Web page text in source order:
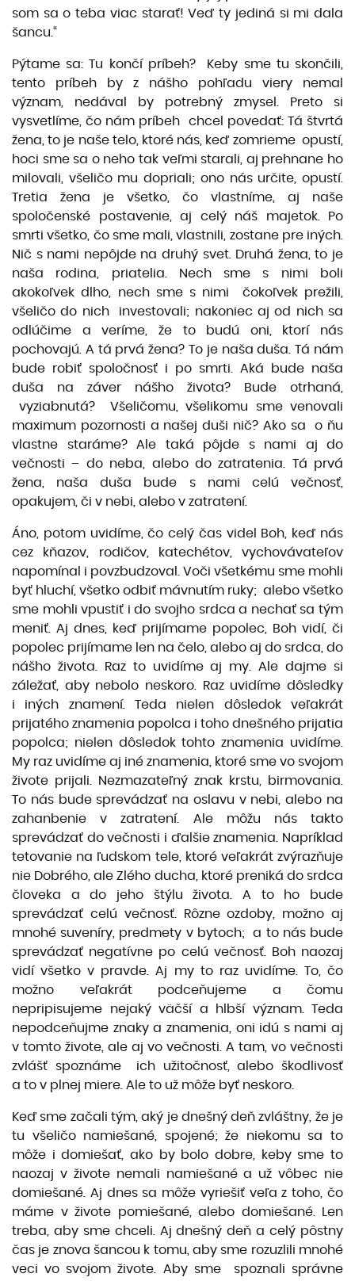
som sa o teba viac starať! Veď ty jediná si mi dala
šancu.“
Pýtame sa: Tu končí príbeh? Keby sme tu skončili,
tento príbeh by z nášho pohľadu viery nemal
význam, nedával by potrebný zmysel. Preto si
vysvetlíme, čo nám príbeh chcel povedať: Tá štvrtá
žena, to je naše telo, ktoré nás, keď zomrieme opustí,
hoci sme sa o neho tak veľmi starali, aj prehnane ho
milovali, všeličo mu dopriali; ono nás určite, opustí.
Tretia žena je všetko, čo vlastníme, aj naše
spoločenské postavenie, aj celý náš majetok. Po
smrti všetko, čo sme mali, vlastnili, zostane pre iných.
Nič s nami nepôjde na druhý svet. Druhá žena, to je
naša rodina, priatelia. Nech sme s nimi boli
akokoľvek dlho, nech sme s nimi čokoľvek prežili,
všeličo do nich investovali; nakoniec aj od nich sa
odlúčime a veríme, že to budú oni, ktorí nás
pochovajú. A tá prvá žena? To je naša duša. Tá nám
bude robiť spoločnosť i po smrti. Aká bude naša
duša na záver nášho života? Bude otrhaná,
vyziabnutá? Všeličomu, všelikomu sme venovali
maximum pozornosti a našej duši nič? Ako sa o ňu
vlastne staráme? Ale taká pôjde s nami aj do
večnosti – do neba, alebo do zatratenia. Tá prvá
žena, naša duša bude s nami celú večnosť,
opakujem, či v nebi, alebo v zatratení.
Áno, potom uvidíme, čo celý čas videl Boh, keď nás
cez kňazov, rodičov, katechétov, vychovávateľov
napomínal i povzbudzoval. Voči všetkému sme mohli
byť hluchí, všetko odbiť mávnutím ruky; alebo všetko
sme mohli vpustiť i do svojho srdca a nechať sa tým
meniť. Aj dnes, keď prijímame popolec, Boh vidí, či
popolec prijímame len na čelo, alebo aj do srdca, do
nášho života. Raz to uvidíme aj my. Ale dajme si
záležať, aby nebolo neskoro. Raz uvidíme dôsledky
i iných znamení. Teda nielen dôsledok veľakrát
prijatého znamenia popolca i toho dnešného prijatia
popolca; nielen dôsledok tohto znamenia uvidíme.
My raz uvidíme aj iné znamenia, ktoré sme vo svojom
živote prijali. Nezmazateľný znak krstu, birmovania.
To nás bude sprevádzať na oslavu v nebi, alebo na
zahanbenie v zatratení. Ale môžu nás takto
sprevádzať do večnosti i ďalšie znamenia. Napríklad
tetovanie na ľudskom tele, ktoré veľakrát zvýrazňuje
nie Dobrého, ale Zlého ducha, ktoré preniká do srdca
človeka a do jeho štýlu života. A to ho bude
sprevádzať celú večnosť. Rôzne ozdoby, možno aj
mnohé suveníry, predmety v bytoch; a to nás bude
sprevádzať negatívne po celú večnosť. Boh naozaj
vidí všetko v pravde. Aj my to raz uvidíme. To, čo
možno veľakrát podceňujeme a čomu
nepripisujeme nejaký väčší a hlbší význam. Teda
nepodceňujme znaky a znamenia, oni idú s nami aj
v tomto živote, ale aj vo večnosti. A tam, vo večnosti
zvlášť spoznáme ich užitočnosť, alebo škodlivosť
a to v plnej miere. Ale to už môže byť neskoro.
Keď sme začali tým, aký je dnešný deň zvláštny, že je
tu všeličo namiešané, spojené; že niekomu sa to
môže i domiešať, ako by bolo dobre, keby sme to
naozaj v živote nemali namiešané a už vôbec nie
domiešané. Aj dnes sa môže vyriešiť veľa z toho, čo
máme v živote pomiešané, alebo domiešané. Len
treba, aby sme chceli. Aj dnešný deň a celý pôstny
čas je znova šancou k tomu, aby sme rozuzlili mnohé
veci vo svojom živote. Aby sme spoznali správne